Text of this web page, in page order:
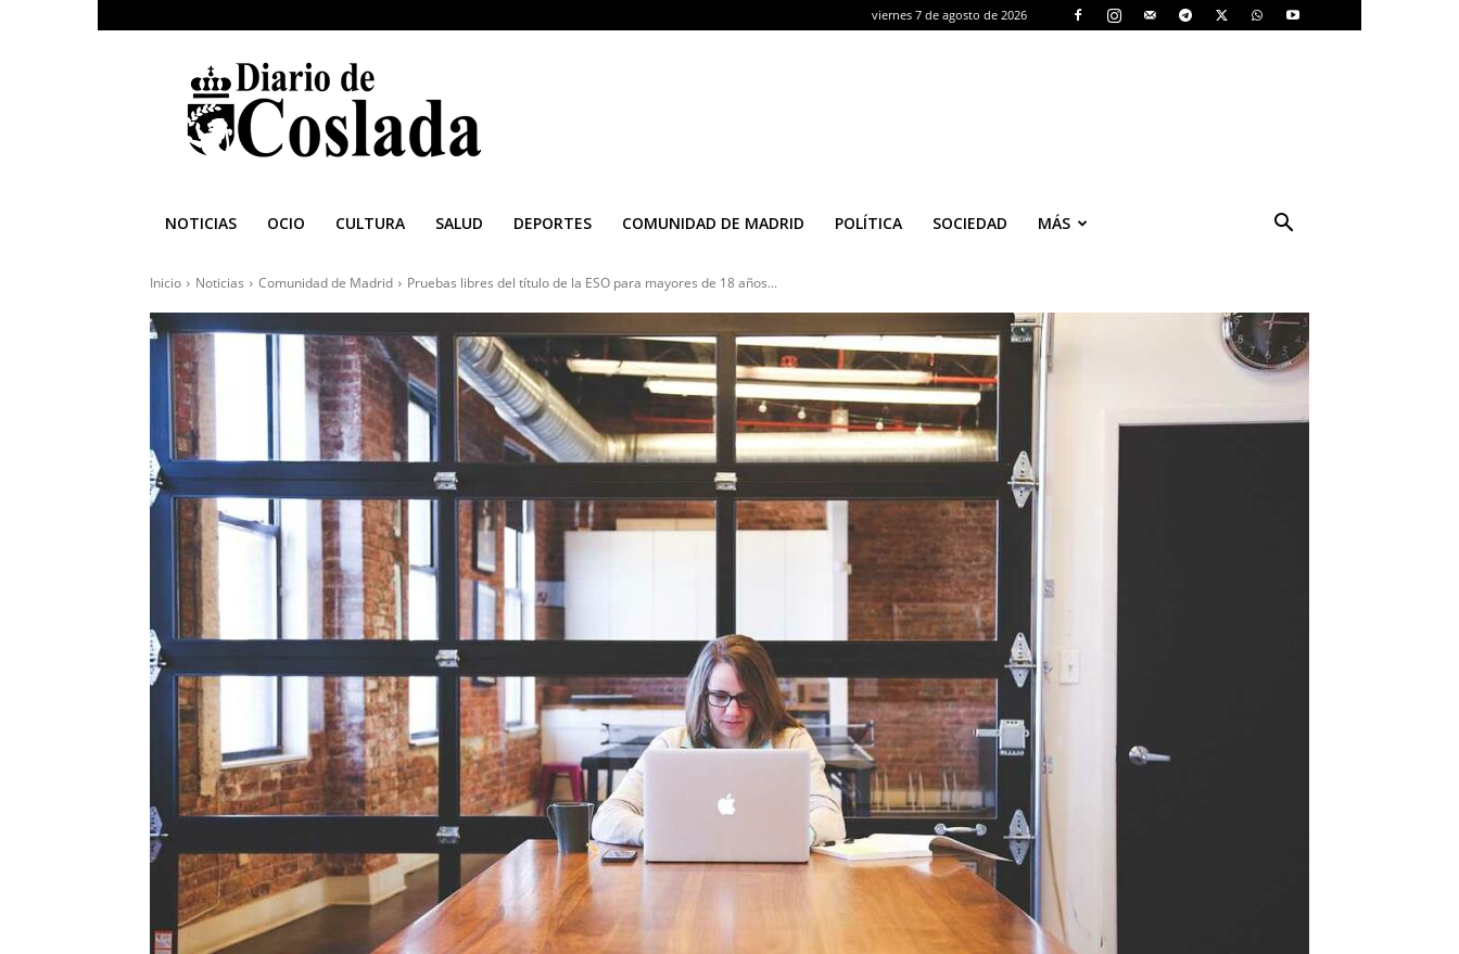
viernes 7 de agosto de 2026
Diario
de
Coslada
NOTICIAS OCIO CULTURA SALUD DEPORTES COMUNIDAD DE MADRID POLÍTICA SOCIEDAD MÁS
Inicio Noticias Comunidad de Madrid Pruebas libres del título de la ESO para mayores de 18 años...